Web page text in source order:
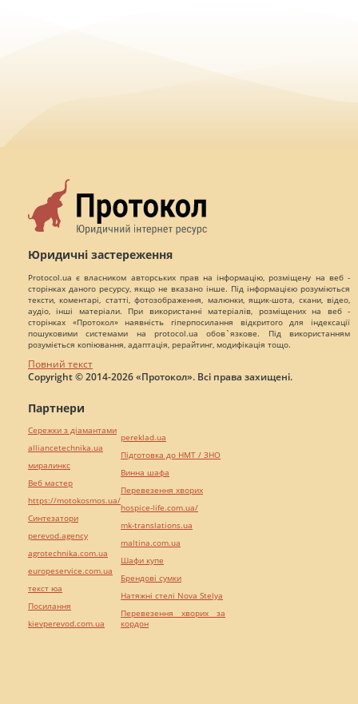
Юридичні застереження
Protocol.ua є власником авторських прав на інформацію, розміщену на веб -
сторінках даного ресурсу, якщо не вказано інше. Під інформацією розуміються
тексти, коментарі, статті, фотозображення, малюнки, ящик-шота, скани, відео,
аудіо, інші матеріали. При використанні матеріалів, розміщених на веб -
сторінках «Протокол» наявність гіперпосилання відкритого для індексації
пошуковими системами на protocol.ua обов`язкове. Під використанням
розуміється копіювання, адаптація, рерайтинг, модифікація тощо.
Повний текст
Copyright © 2014-2026 «Протокол». Всі права захищені.
Партнери
Сережки з діамантами
alliancetechnika.ua
миралинкс
Веб мастер
https://motokosmos.ua/
Синтезатори
perevod.agency
agrotechnika.com.ua
europeservice.com.ua
текст юа
Посилання
kievperevod.com.ua
pereklad.ua
Підготовка до НМТ / ЗНО
Винна шафа
Перевезення хворих
hospice-life.com.ua/
mk-translations.ua
maltina.com.ua
Шафи купе
Брендові сумки
Натяжні стелі Nova Stelya
Перевезення хворих за
кордон